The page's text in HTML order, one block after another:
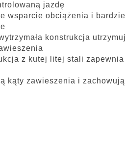
jazdę
wsparcie obciążenia i
konstrukcja
z kutej litej stali
kąty zawieszenia i